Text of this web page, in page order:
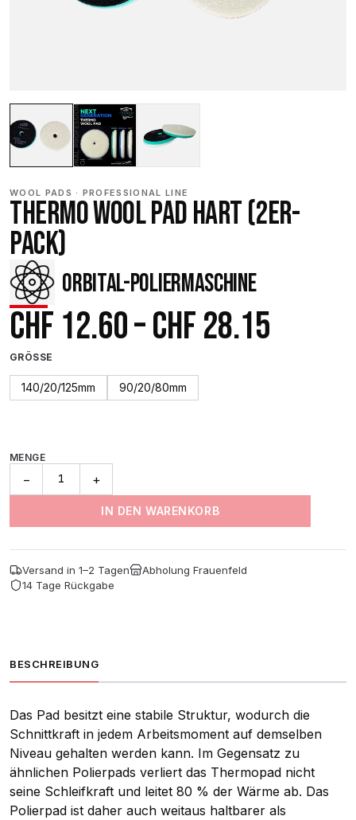
WOOL PADS · PROFESSIONAL LINE
THERMO WOOL PAD HART (2ER-
PACK)
ORBITAL-POLIERMASCHINE
CHF 12.60–CHF28.15
GRÖSSE
140/20/125mm 90/20/80mm
MENGE
−
Menge
+
IN DEN WARENKORB
Versand in 1–2 Tagen
Abholung Frauenfeld
14 Tage Rückgabe
BESCHREIBUNG
Das Pad besitzt eine stabile Struktur, wodurch die
Schnittkraft in jedem Arbeitsmoment auf demselben
Niveau gehalten werden kann. Im Gegensatz zu
ähnlichen Polierpads verliert das Thermopad nicht
seine Schleifkraft und leitet 80 % der Wärme ab. Das
Polierpad ist daher auch weitaus haltbarer als